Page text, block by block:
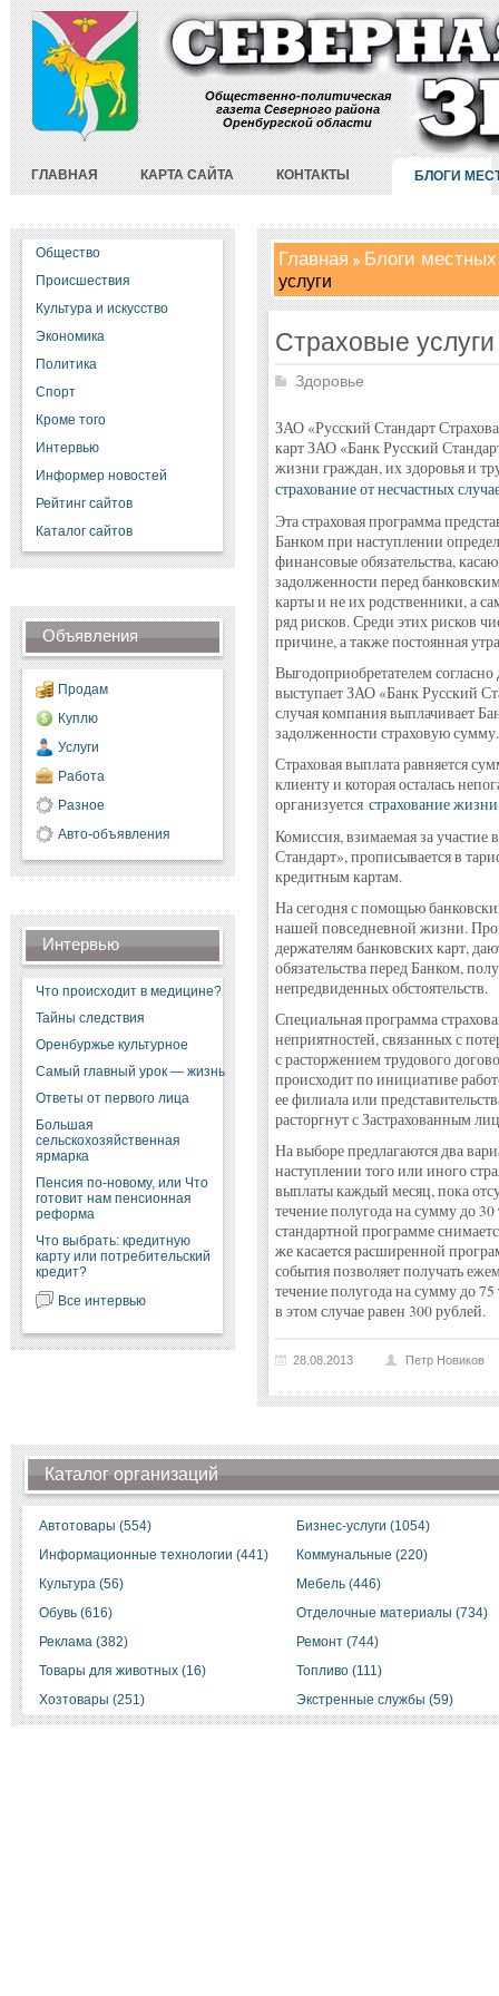
Общественно-политическая
газета Северного района
Оренбургской области
ГЛАВНАЯ КАРТА САЙТА КОНТАКТЫ БЛОГИ
Общество
Происшествия
Культура и искусство
Экономика
Политика
Спорт
Кроме того
Интервью
Информер новостей
Рейтинг сайтов
Каталог сайтов
Объявления
Продам
Куплю
Услуги
Работа
Разное
Авто-объявления
Интервью
Что происходит в медицине?
Тайны следствия
Оренбуржье культурное
Самый главный урок — жизнь
Ответы от первого лица
Большая
сельскохозяйственная
ярмарка
Пенсия по-новому, или Что
готовит нам пенсионная
реформа
Что выбрать: кредитную
карту или потребительский
кредит?
Все интервью
Главная Блоги
услуги
Страховые услуги
Здоровье
ЗАО «Русский Стандарт
карт ЗАО «Банк Русский
жизни граждан, их здоровья и
страхование от несчастных
Эта страховая программа
Банком при наступлении
финансовые обязательства,
задолженности перед
карты и не их родственники, а
ряд рисков. Среди этих рисков
причине, а также постоянная
Выгодоприобретателем
выступает ЗАО «Банк Русский
случая компания выплачивает
задолженности страховую сумму.
Страховая выплата равняется
клиенту и которая осталась
организуется страхование
Комиссия, взимаемая за участие
Стандарт», прописывается в
кредитным картам.
На сегодня с помощью
нашей повседневной жизни.
держателям банковских карт,
обязательства перед Банком,
непредвиденных обстоятельств.
Специальная программа
неприятностей, связанных с
с расторжением трудового
происходит по инициативе
ее филиала или
расторгнут с Застрахованным
На выборе предлагаются два
наступлении того или иного
выплаты каждый месяц, пока
течение полугода на сумму до 30
стандартной программе
же касается расширенной
события позволяет получать
течение полугода на сумму до
в этом случае равен 300 рублей.
28.08.2013 Петр Новиков
Каталог организаций
Автотовары (554)
Бизнес-услуги (1054)
Информационные технологии (441)
Коммунальные (220)
Культура (56)
Мебель (446)
Обувь (616)
Отделочные материалы (734)
Реклама (382)
Ремонт (744)
Товары для животных (16)
Топливо (111)
Хозтовары (251)
Экстренные службы (59)